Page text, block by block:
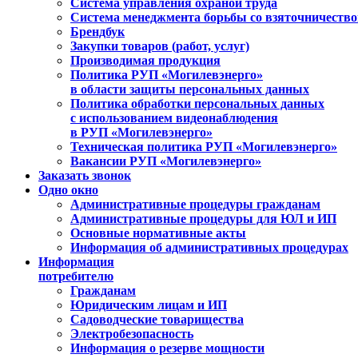
Система управления охраной труда
Система менеджмента борьбы со
Брендбук
Закупки товаров (работ, услуг)
Производимая продукция
Политика РУП «Могилевэнерго»
в области защиты персональных данных
Политика обработки персональных данных
с использованием видеонаблюдения
в РУП «Могилевэнерго»
Техническая политика РУП «Могилевэнерго»
Вакансии РУП «Могилевэнерго»
Заказать звонок
Одно окно
Административные процедуры гражданам
Административные процедуры для ЮЛ и ИП
Основные нормативные акты
Информация об административных процедурах
Информация
потребителю
Гражданам
Юридическим лицам и ИП
Садоводческие товарищества
Электробезопасность
Информация о резерве мощности